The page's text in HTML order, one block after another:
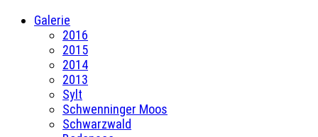
Galerie
2016
2015
2014
2013
Sylt
Schwenninger Moos
Schwarzwald